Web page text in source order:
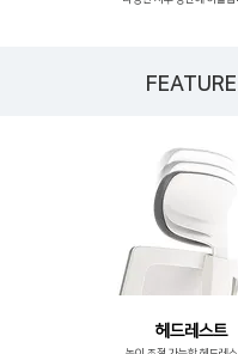
FEATURE
헤드레스트